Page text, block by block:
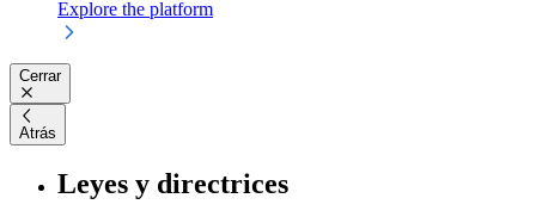
Explore the platform
Cerrar
Atrás
Leyes y directrices